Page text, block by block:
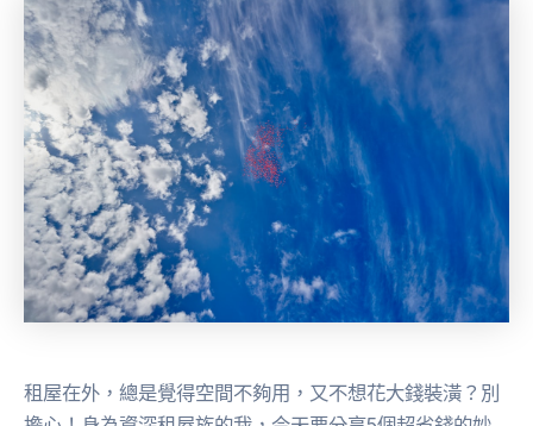
租屋在外，總是覺得空間不夠用，又不想花大錢裝潢？別